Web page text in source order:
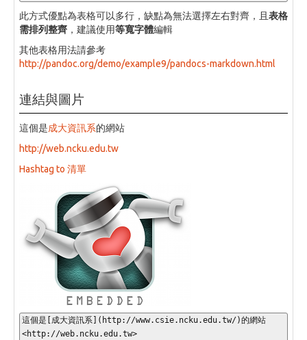
此方式優點為表格可以多行，缺點為無法選擇左右對齊，且 表格
需排列整齊 ，建議使用等寬字體編輯
其他表格用法請參考
http://pandoc.org/demo/example9/pandocs-markdown.html
連結與圖片
這個是成大資訊系的網站
http://web.ncku.edu.tw
Hashtag to 清單
這個是[成大資訊系](http://www.csie.ncku.edu.tw/)的網站
<http://web.ncku.edu.tw>